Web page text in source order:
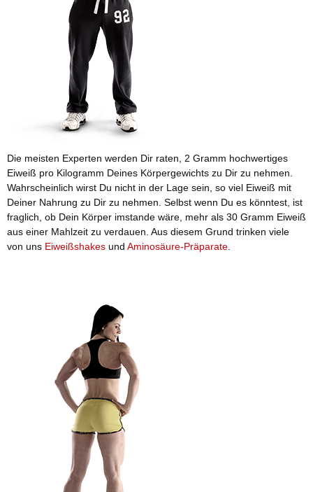
Die meisten Experten werden Dir raten, 2 Gramm hochwertiges
Eiweiß pro Kilogramm Deines Körpergewichts zu Dir zu nehmen.
Wahrscheinlich wirst Du nicht in der Lage sein, so viel Eiweiß mit
Deiner Nahrung zu Dir zu nehmen. Selbst wenn Du es könntest, ist
fraglich, ob Dein Körper imstande wäre, mehr als 30 Gramm Eiweiß
aus einer Mahlzeit zu verdauen. Aus diesem Grund trinken viele
von uns Eiweißshakes und Aminosäure-Präparate